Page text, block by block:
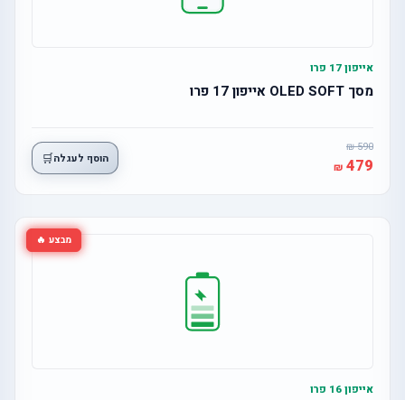
אייפון 17 פרו
מסך OLED SOFT אייפון 17 פרו
590
479 הוסף לעגלה🛒
מבצע 🔥
אייפון 16 פרו